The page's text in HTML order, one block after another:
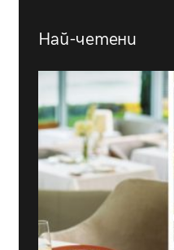
Най-четени